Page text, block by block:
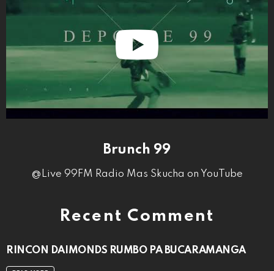
Brunch 99
@Live 99FM Radio Mas Skucha on YouTube
Recent Comment
RINCON DAIMONDS RUMBO PA BUCARAMANGA